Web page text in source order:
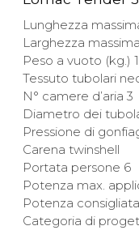
Lunghezza
Larghezza
Peso a vuoto (kg.)
Tessuto tubolari
N° camere d’aria 3
Diametro dei
Pressione di
Carena twinshell
Portata persone 6
Potenza max.
Potenza
Categoria di